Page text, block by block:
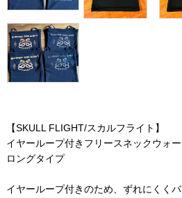
【SKULL FLIGHT/スカルフライト】
イヤーループ付きフリースネックウォ
ロングタイプ
イヤーループ付きのため、ずれにくく